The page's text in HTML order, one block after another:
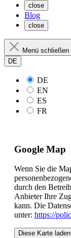
close
Blog
close
Menü schließen
DE
DE
EN
ES
FR
Google Map
Wenn Sie die
durch den
Anbieter Ihre
kann. Die
unter: https://
Diese Karte laden